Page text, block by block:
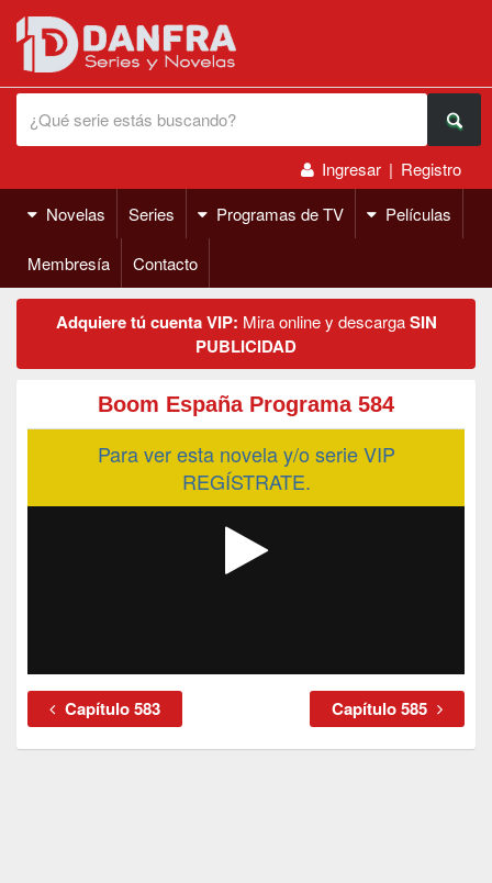
Ingresar | Registro
Novelas
Series Programas de TV Películas
Membresía Contacto
Adquiere tú cuenta VIP: Mira online y descargaSIN
PUBLICIDAD
Boom España Programa 584
Para ver esta novela y/o serie VIP
REGÍSTRATE.
Capítulo 583 Capítulo 585